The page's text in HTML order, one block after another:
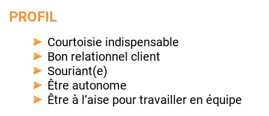
PROFIL
Courtoisie indispensable
Bon relationnel client
Souriant(e)
Être autonome
Être à l’aise pour travailler en équipe